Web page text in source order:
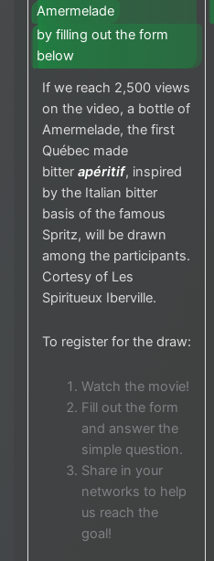
Amermelade
by filling out the form
below
If we reach 2,500 views
on the video, a bottle of
Amermelade, the first
Québec made
bitter apéritif, inspired
by the Italian bitter
basis of the famous
Spritz, will be drawn
among the participants.
Cortesy of Les
Spiritueux Iberville.
To register for the draw:
Watch the movie!
Fill out the form
and answer the
simple question.
Share in your
networks to help
us reach the
goal!